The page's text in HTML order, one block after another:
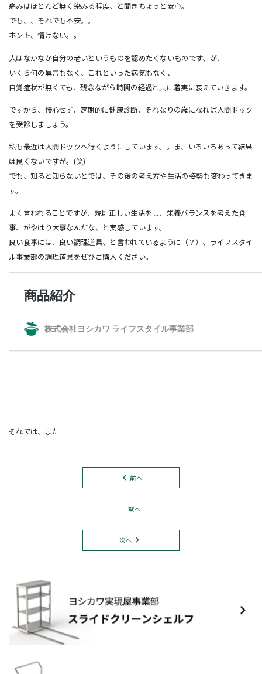
痛みはほとんど無く染みる程度、と聞きちょっと安心。
でも、、それでも不安。。
ホント、情けない。。
人はなかなか自分の老いというものを認めたくないものです、が、
いくら何の異常もなく、これといった病気もなく、
自覚症状が無くても、残念ながら時間の経過と共に着実に衰えていきます。
ですから、慢心せず、定期的に健康診断、それなりの歳になれば人間ドック
を受診しましょう。
私も最近は人間ドックへ行くようにしています。。ま、いろいろあって結果
は良くないですが。(笑)
でも、知ると知らないとでは、その後の考え方や生活の姿勢も変わってきま
す。
よく言われることですが、規則正しい生活をし、栄養バランスを考えた食
事、がやはり大事なんだな、と実感しています。
良い食事には、良い調理道具、と言われているように（？）、ライフスタイ
ル事業部の調理道具をぜひご購入ください。
それでは、また
前へ
一覧へ
次へ